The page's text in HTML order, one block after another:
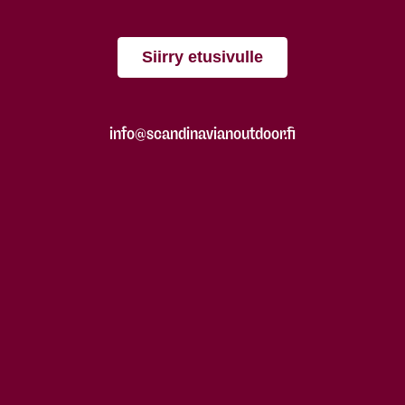
Siirry etusivulle
info@scandinavianoutdoor.fi